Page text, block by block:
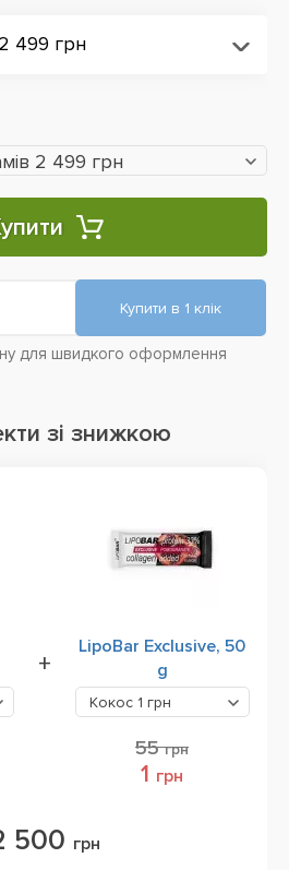
499 грн
2 499 грн
для швидкого оформлення
зі знижкою
грн
+
LipoBar Exclusive, 50
g
Кокос 1 грн
55грн
1 грн
500 грн